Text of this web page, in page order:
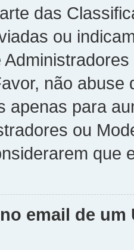
das
ou
não
apenas para
ou
que
email de